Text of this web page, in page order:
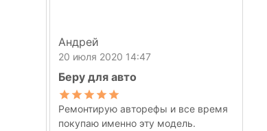
Андрей
20 июля 2020 14:47
Беру для авто
Ремонтирую авторефы и все время
покупаю именно эту модель.